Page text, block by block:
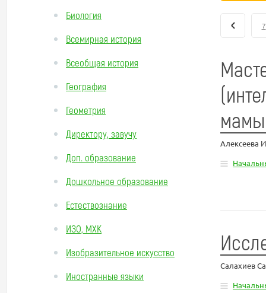
Биология
Всемирная история
Всеобщая история
География
Геометрия
Директору, завучу
Доп. образование
Дошкольное образование
Естествознание
ИЗО, МХК
Изобразительное искусство
Иностранные языки
7
мамы
Алексеева
Салахиев